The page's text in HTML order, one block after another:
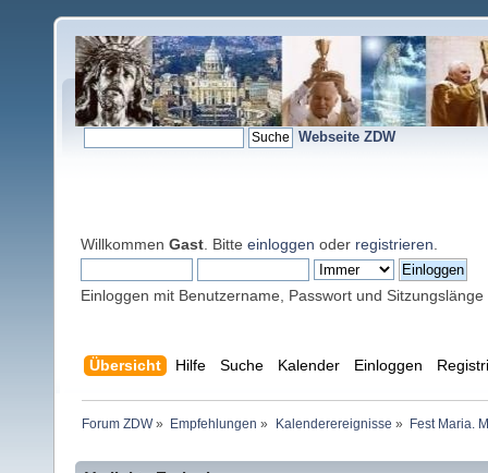
Webseite ZDW
Willkommen Gast . Bitte einloggen oder registrieren
Einloggen mit Benutzername, Passwort und Sitzungslänge
Übersicht Hilfe Suche Kalender Einloggen
Forum ZDW» Empfehlungen » Kalenderereignisse » Fest Maria.